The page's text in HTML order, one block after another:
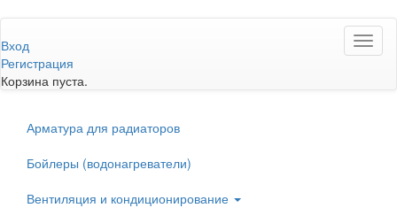
к
основному
содержанию
Вход
Регистрация
Корзина пуста.
Арматура для радиаторов
Бойлеры (водонагреватели)
Вентиляция и кондиционирование